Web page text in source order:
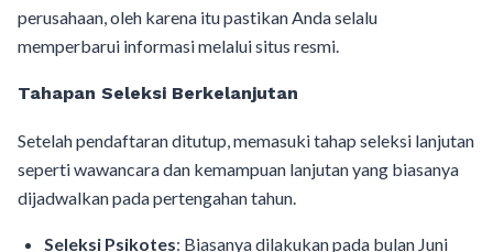
perusahaan, oleh karena itu pastikan Anda selalu
memperbarui informasi melalui situs resmi.
Tahapan Seleksi Berkelanjutan
Setelah pendaftaran ditutup, memasuki tahap seleksi lanjutan
seperti wawancara dan kemampuan lanjutan yang biasanya
dijadwalkan pada pertengahan tahun.
Seleksi Psikotes: Biasanya dilakukan pada bulan Juni